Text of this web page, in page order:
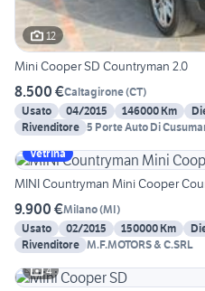
12
Mini Cooper SD Countryman 2.0
8.500 €Caltagirone(CT)
Usato
04/2015 146000 Km
Rivenditore 5 Porte Auto Di
Vetrina
MINI Countryman Mini Cooper
9.900 €Milano(MI)
Usato
02/2015 150000 Km
Rivenditore M.F.MOTORS & C.SRL
4